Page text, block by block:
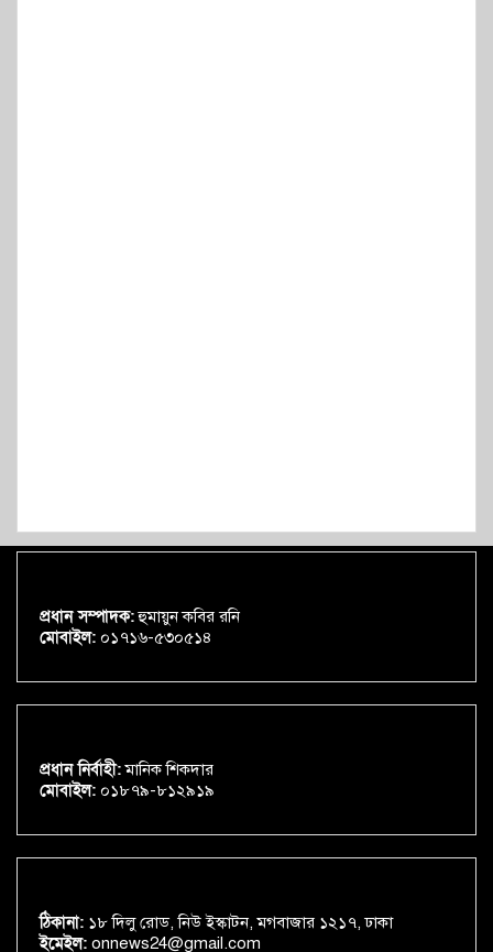
প্রধান সম্পাদক:হুমায়ুন কবির রনি
মোবাইল: ০১৭১৬-৫৩০৫১৪
প্রধান নির্বাহী:মানিক শিকদার
মোবাইল: ০১৮৭৯-৮১২৯১৯
ঠিকানা: ১৮ দিলু রোড, নিউ ইস্কাটন, মগবাজার ১২১৭, ঢাকা
ইমেইল: onnews24@gmail.com